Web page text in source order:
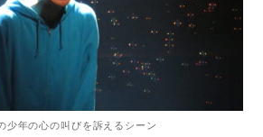
少年の心の叫びを訴えるシーン